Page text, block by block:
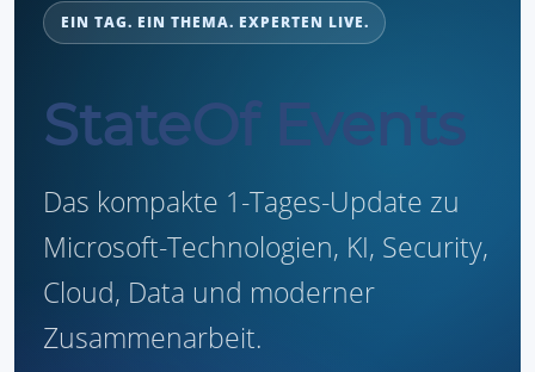
EIN TAG. EIN THEMA. EXPERTEN LIVE.
StateOf Events
Das kompakte 1-Tages-Update zu
Microsoft-Technologien, KI, Security,
Cloud, Data und moderner
Zusammenarbeit.